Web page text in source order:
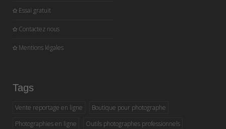
Essai gratuit
Contactez nous
Mentions légales
Tags
Vente reportage en ligne
Boutique pour photographe
Photographies en ligne
Outils photographes professionnels